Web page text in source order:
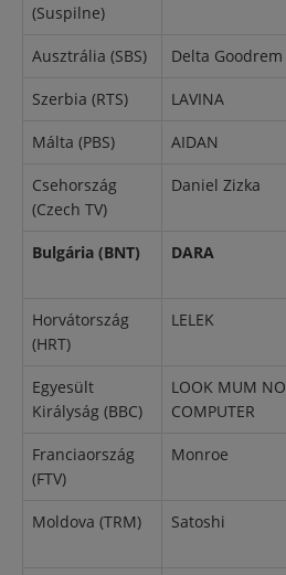
(Suspilne)
Ausztrália (SBS) Delta Goodrem
Szerbia (RTS) LAVINA
Málta (PBS) AIDAN
Csehország
(Czech TV)
Daniel Zizka
Bulgária (BNT) DARA
Horvátország
(HRT)
LELEK
Egyesült
Királyság (BBC)
LOOK MUM NO
COMPUTER
Franciaország
(FTV)
Monroe
Moldova (TRM) Satoshi